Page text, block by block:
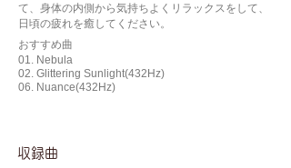
て、身体の内側から気持ちよくリラックスをして、
日頃の疲れを癒してください。
おすすめ曲
01. Nebula
02. Glittering Sunlight(432Hz)
06. Nuance(432Hz)
​収録曲